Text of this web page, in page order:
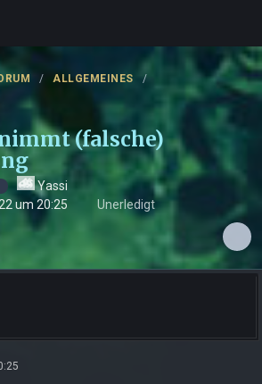
ALLGEMEINES
(falsche)
Yassi
um 20:25
Unerledigt